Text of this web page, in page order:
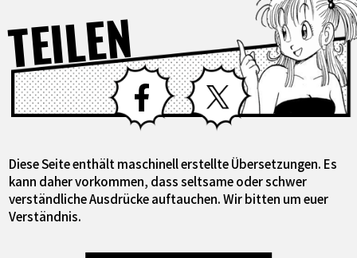
TEILEN Facebook X
Diese Seite enthält maschinell erstellte Übersetzungen. Es
kann daher vorkommen, dass seltsame oder schwer
verständliche Ausdrücke auftauchen. Wir bitten um euer
Verständnis.